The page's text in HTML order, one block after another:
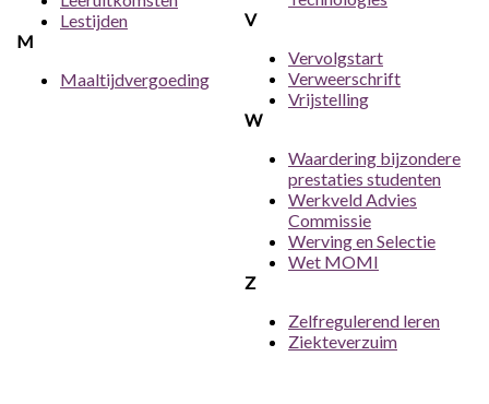
Lestijden
M
Maaltijdvergoeding
V
Vervolgstart
Verweerschrift
Vrijstelling
W
Waardering bijzondere
prestaties studenten
Werkveld Advies
Commissie
Werving en Selectie
Wet MOMI
Z
Zelfregulerend leren
Ziekteverzuim